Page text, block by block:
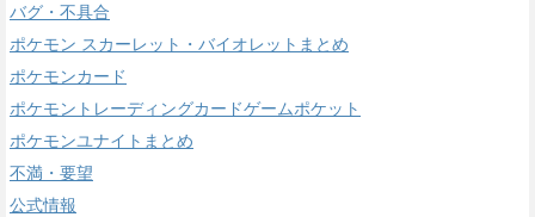
バグ・不具合
ポケモン スカーレット・バイオレットまとめ
ポケモンカード
ポケモントレーディングカードゲームポケット
ポケモンユナイトまとめ
不満・要望
公式情報